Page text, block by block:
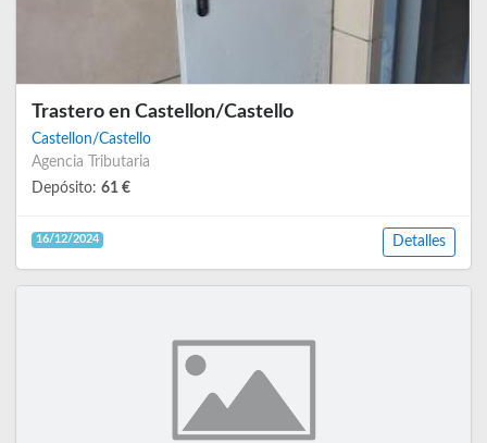
Trastero en Castellon/Castello
Castellon/Castello
Agencia Tributaria
Depósito: 61 €
16/12/2024 Detalles